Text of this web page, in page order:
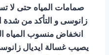
صمامات المياه حتى لا
زانوسى و التأكد من شدة
انخفاض منسوب المياه
يصيب غسالة ايديال